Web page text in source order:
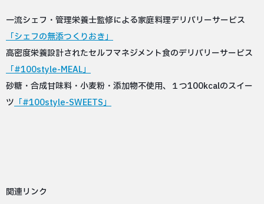
一流シェフ・管理栄養士監修による家庭料理デリバリーサービス
「シェフの無添つくりおき」
高密度栄養設計されたセルフマネジメント食のデリバリーサービス
「#100style-MEAL」
砂糖・合成甘味料・小麦粉・添加物不使用、１つ100kcalのスイー
ツ 「#100style-SWEETS」
関連リンク